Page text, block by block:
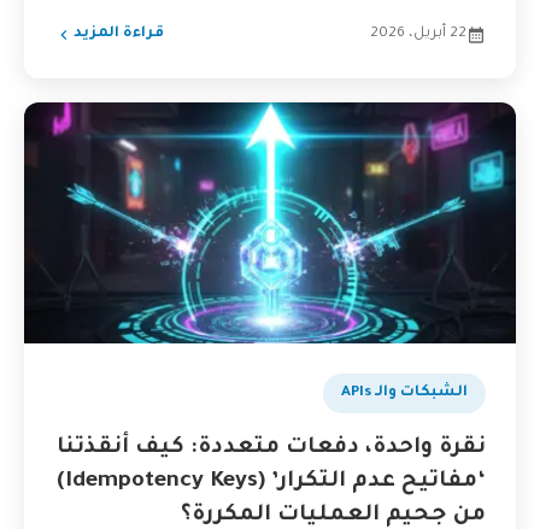
22 أبريل، 2026 قراءة المزيد
الشبكات والـ APIs
نقرة واحدة، دفعات متعددة: كيف أنقذتنا
‘مفاتيح عدم التكرار’ (Idempotency Keys)
من جحيم العمليات المكررة؟